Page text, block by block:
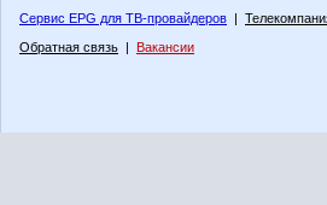
Сервис EPG для ТВ-провайдеров |
Обратная связь | Вакансии